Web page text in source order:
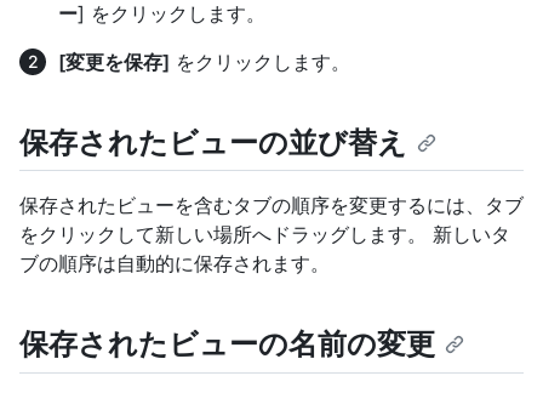
ー] をクリックします。
[変更を保存] をクリックします。
保存されたビューの並び替え
保存されたビューを含むタブの順序を変更するには、タブ
をクリックして新しい場所へドラッグします。 新しいタ
ブの順序は自動的に保存されます。
保存されたビューの名前の変更